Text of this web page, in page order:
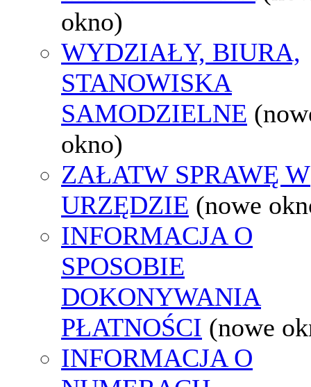
okno)
WYDZIAŁY, BIURA,
STANOWISKA
SAMODZIELNE
okno)
ZAŁATW SPRAWĘ W
URZĘDZIE (nowe
INFORMACJA O
SPOSOBIE
DOKONYWANIA
PŁATNOŚCI (nowe
INFORMACJA O